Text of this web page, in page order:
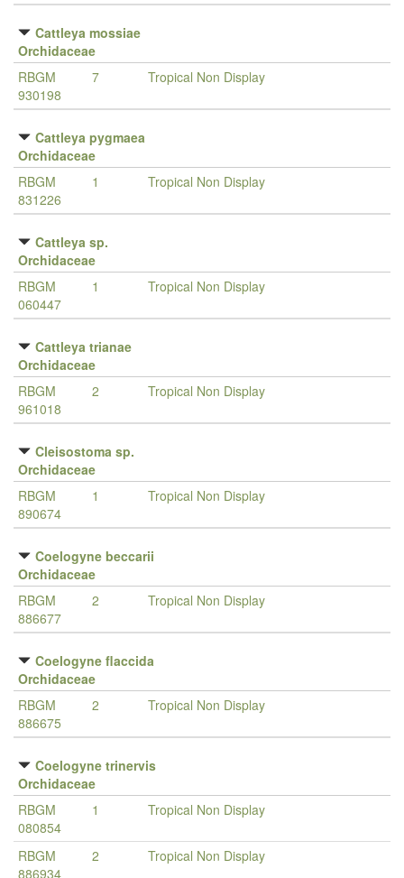
Cattleya mossiae
Orchidaceae
RBGM
930198
7 Tropical Non Display
Cattleya pygmaea
Orchidaceae
RBGM
831226
1 Tropical Non Display
Cattleya sp.
Orchidaceae
RBGM
060447
1 Tropical Non Display
Cattleya trianae
Orchidaceae
RBGM
961018
2 Tropical Non Display
Cleisostoma sp.
Orchidaceae
RBGM
890674
1 Tropical Non Display
Coelogyne beccarii
Orchidaceae
RBGM
886677
2 Tropical Non Display
Coelogyne flaccida
Orchidaceae
RBGM
886675
2 Tropical Non Display
Coelogyne trinervis
Orchidaceae
RBGM
080854
1 Tropical Non Display
RBGM
886934
2 Tropical Non Display